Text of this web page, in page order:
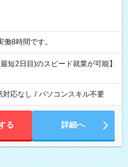
ち実働8時間です。
短2日目)のスピード就業が可能】
対応なし / パソコンスキル不要
る 詳細へ